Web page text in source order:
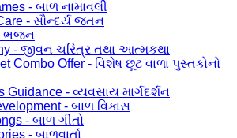
- બાળ નામાવલી
- સૌન્દર્ય જતન
ભજન
- જીવન ચરિત્ર તથા આત્મકથા
Combo Offer - વિશેષ છૂટ વાળા પુસ્તકોનો
Guidance - વ્યવસાય માર્ગદર્શન
- બાળ વિકાસ
- બાળ ગીતો
- બાળવાર્તા